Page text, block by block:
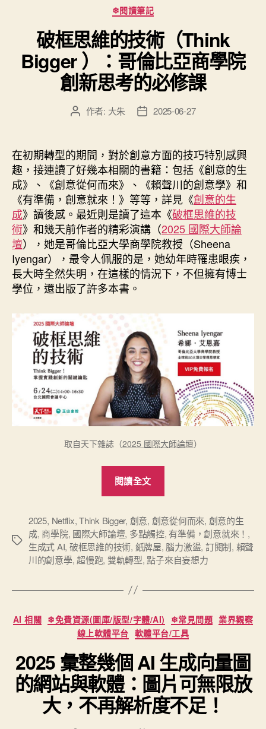
理
型
Agentic
AI
軟
發
工
具”
分
類
❄閱讀筆記
破框思維的技術（Think
Bigger ）：哥倫比亞商學院
創新思考的必修課
文
者
作者: 大朱
文
佈
日
期
2025-06-27
在初期轉型的期間，對於創意方面的技巧特別感興
趣，接連讀了好幾本相關的書籍：包括《創意的生
成》、《創意從何而來》、《賴聲川的創意學》和
《有準備，創意就來！》等等，詳見《創意的生
成》讀後感。最近則是讀了這本《破框思維的技
術》和幾天前作者的精彩演講（2025 國際大師論
壇），她是哥倫比亞大學商學院教授（Sheena
Iyengar），最令人佩服的是，她幼年時罹患眼疾，
長大時全然失明，在這樣的情況下，不但擁有博士
學位，還出版了許多本書。
取自天下雜誌（2025 國際大師論壇）
閱讀全文
維
的
技
術
）：
哥
倫
比
亞
商
學
標
2025, Netflix,Think Bigger, 創意, 創意從何而來, 創意的生
成, 商學院, 國際大師論壇, 多點觸控, 有準備，創意就來！ ,
生成式 AI, 破框思維的技術, 紙牌屋, 腦力激盪, 訂閱制, 賴聲
川的創意學,超慢跑, 雙軌轉型,點子來自妄想力
分
類
AI 相關 ❄免費資源(圖庫/版型/字體/AI) ❄常見問題 業界觀察
線上軟體平台 軟體平台/工具
2025 彙整幾個 AI 生成向量圖
的網站與軟體：圖片可無限放
大，不再解析度不足！